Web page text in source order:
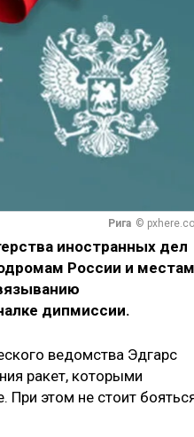
Рига ©
иностранных дел
России и местам
дипмиссии.
ведомства Эдгарс
ракет, которыми
При этом не стоит